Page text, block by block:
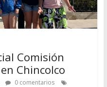
Comisión
Chincolco
0 comentarios